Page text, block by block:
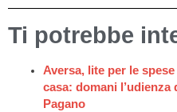
Ti potrebbe
Aversa, lite per le
casa: domani
Pagano